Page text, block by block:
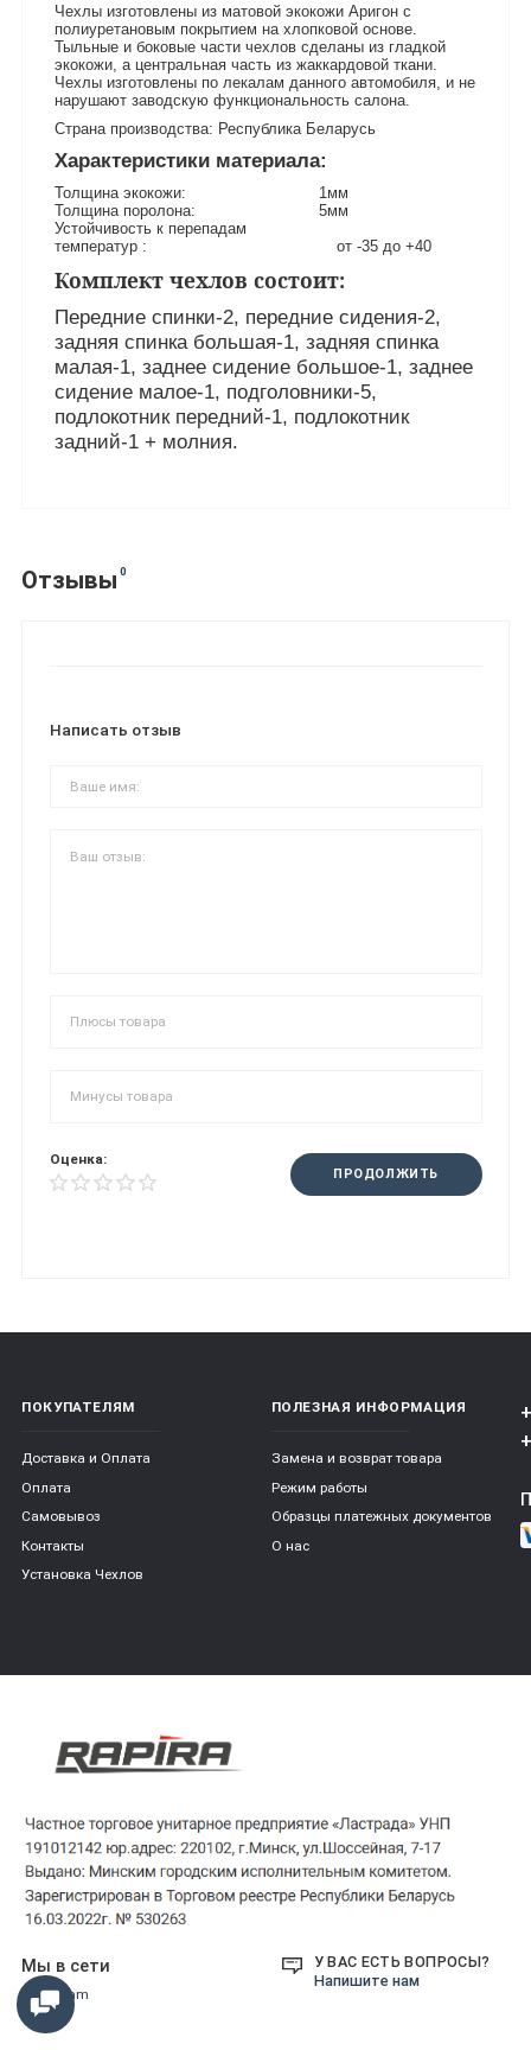
Чехлы изготовлены из матовой экокожи Аригон с
полиуретановым покрытием на хлопковой основе.
Тыльные и боковые части чехлов сделаны из гладкой
экокожи, а центральная часть из жаккардовой ткани.
Чехлы изготовлены по лекалам данного автомобиля, и не
нарушают заводскую функциональность салона.
Страна производства: Республика Беларусь
Характеристики материала:
Толщина экокожи: 1мм
Толщина поролона: 5мм
Устойчивость к перепадам
температур : от -35 до +40
Комплект чехлов состоит:
Передние спинки-2, передние сидения-2,
задняя спинка большая-1, задняя спинка
малая-1, заднее сидение большое-1, заднее
сидение малое-1, подголовники-5,
подлокотник передний-1, подлокотник
задний-1 + молния.
Отзывы 0
Написать отзыв
Оценка:
ПРОДОЛЖИТЬ
ПОКУПАТЕЛЯМ
Доставка и Оплата
Оплата
Самовывоз
Контакты
Установка Чехлов
ПОЛЕЗНАЯ ИНФОРМАЦИЯ
Замена и возврат товара
Режим работы
Образцы платежных документов
О нас
У ВАС ЕСТЬ ВОПРОСЫ?
Напишите нам
Мы в сети
Instagram